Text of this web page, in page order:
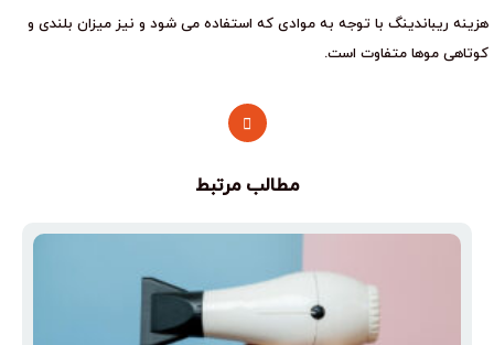
هزینه ریباندینگ با توجه به موادی که استفاده می شود و نیز میزان بلندی و
کوتاهی موها متفاوت است.
مطالب مرتبط